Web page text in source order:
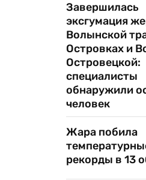
Завершилась
эксгумация
Волынской
Островках и
Островецкой:
специалисты
обнаружили
человек
Жара побила
рекорды в 13